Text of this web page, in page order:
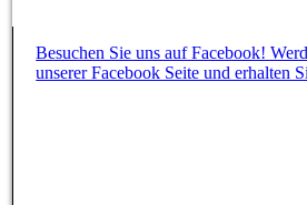
Besuchen Sie uns auf Facebook!
unserer Facebook Seite und erhalten